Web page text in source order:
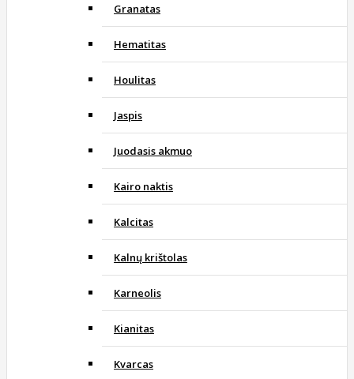
Granatas
Hematitas
Houlitas
Jaspis
Juodasis akmuo
Kairo naktis
Kalcitas
Kalnų krištolas
Karneolis
Kianitas
Kvarcas